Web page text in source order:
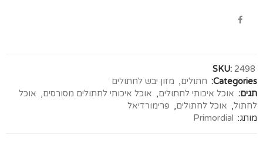
SKU: 2498
Categories:
חתולים, מזון יבש לחתולים
תגים: אוכל איכותי לחתולים, אוכל איכותי לחתולים מסורסים, אוכל
לחתול, אוכל לחתולים, פרימורדיאל
מותג:
Primordial